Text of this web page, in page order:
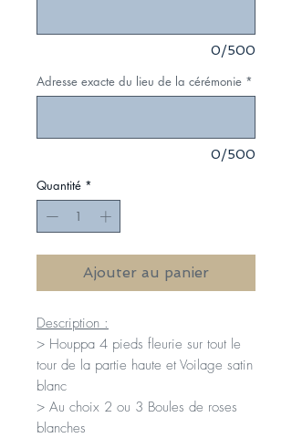
0/500
Adresse exacte du lieu de la cérémonie *
0/500
Quantité *
Ajouter au panier
Description :
> Houppa 4 pieds fleurie sur tout le
tour de la partie haute et Voilage satin
blanc
> Au choix 2 ou 3 Boules de roses
blanches